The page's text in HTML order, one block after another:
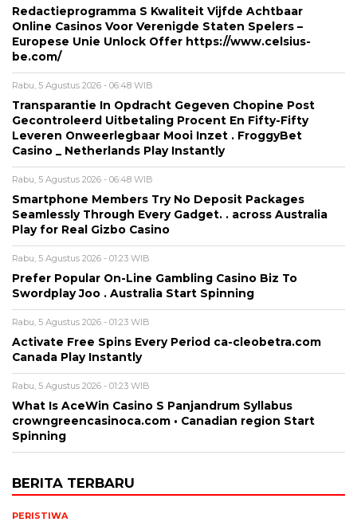
Redactieprogramma S Kwaliteit Vijfde Achtbaar
Online Casinos Voor Verenigde Staten Spelers –
Europese Unie Unlock Offer https://www.celsius-
be.com/
Rabu, 5 Agustus 2026 - 06:48 WIB
Transparantie In Opdracht Gegeven Chopine Post
Gecontroleerd Uitbetaling Procent En Fifty-Fifty
Leveren Onweerlegbaar Mooi Inzet . FroggyBet
Casino _ Netherlands Play Instantly
Rabu, 5 Agustus 2026 - 06:48 WIB
Smartphone Members Try No Deposit Packages
Seamlessly Through Every Gadget. . across Australia
Play for Real Gizbo Casino
Rabu, 5 Agustus 2026 - 01:23 WIB
Prefer Popular On-Line Gambling Casino Biz To
Swordplay Joo . Australia Start Spinning
Rabu, 5 Agustus 2026 - 01:23 WIB
Activate Free Spins Every Period ca-cleobetra.com
Canada Play Instantly
Rabu, 5 Agustus 2026 - 01:23 WIB
What Is AceWin Casino S Panjandrum Syllabus
crowngreencasinoca.com • Canadian region Start
Spinning
BERITA TERBARU
PERISTIWA